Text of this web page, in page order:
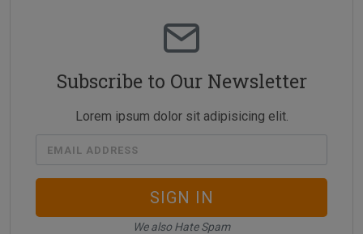
Subscribe to Our Newsletter
Lorem ipsum dolor sit adipisicing elit.
EMAIL ADDRESS
SIGN IN
We also Hate Spam